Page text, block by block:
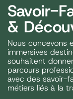
Savoir-
&
Nous concevons
immersives
souhaitent
parcours
avec des savoir-
métiers liés à la